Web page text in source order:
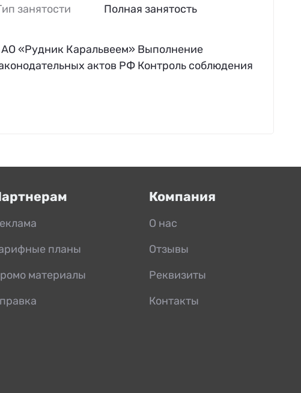
занятости
Полная занятость
АО «Рудник Каральвеем» Выполнение
актов РФ Контроль соблюдения
планы
материалы
Компания
О нас
Отзывы
Реквизиты
Контакты